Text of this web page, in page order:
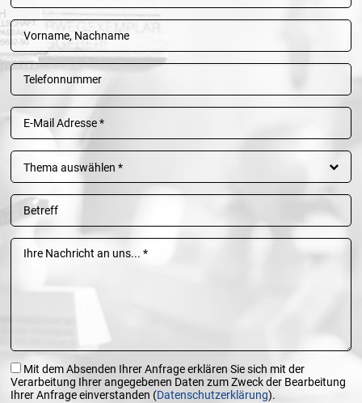
Thema auswählen *
Mit dem Absenden Ihrer Anfrage erklären Sie sich mit der
Verarbeitung Ihrer angegebenen Daten zum Zweck der Bearbeitung
Ihrer Anfrage einverstanden (Datenschutzerklärung).